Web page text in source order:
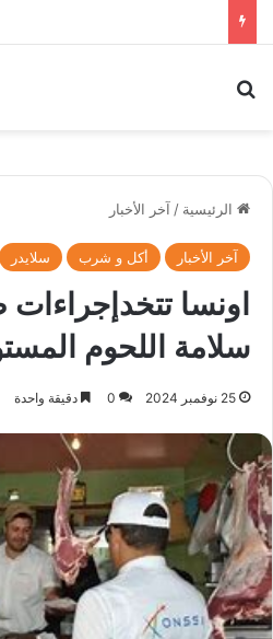
الرئيسية / آخر الأخبار
آخر الأخبار أكل و شرب سلايدر
اونسا
سلامة اللحوم
25 نوفمبر 2024 0 دقيقة واحدة